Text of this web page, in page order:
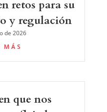
retos para su
y regulación
de 2026
MÁS
que nos